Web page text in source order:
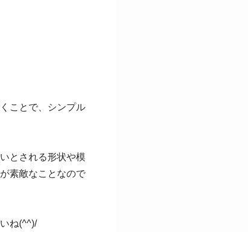
ことで、シンプル
とされる形状や模
素敵なことなので
ね(^^)/